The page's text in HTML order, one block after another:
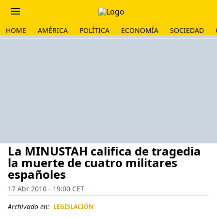
HOME AMÉRICA POLÍTICA ECONOMÍA SOCIEDAD
La MINUSTAH califica de tragedia
la muerte de cuatro militares
españoles
17 Abr 2010 - 19:00 CET
Archivado en: LEGISLACIÓN